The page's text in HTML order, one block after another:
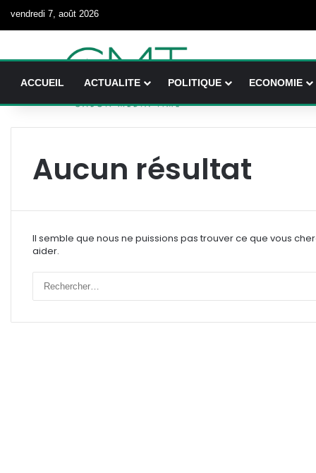
vendredi 7, août 2026
ACCUEIL ACTUALITE POLITIQUE ECONOMIE
Aucun résultat
Il semble que nous ne puissions pas trouver ce que vous
aider.